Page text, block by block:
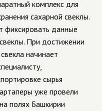
комплекс для
сахарной свеклы.
фиксировать данные
При достижении
начинает
сырья
уже провели
полях Башкирии